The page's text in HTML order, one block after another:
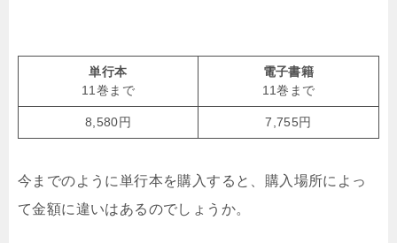
単行本
11巻まで
電子書籍
11巻まで
8,580円 7,755円
今までのように単行本を購入すると、購入場所によっ
て金額に違いはあるのでしょうか。